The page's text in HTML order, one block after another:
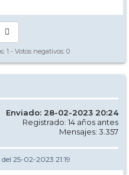
1 - Votos negativos: 0
Enviado: 28-02-2023 20:24
Registrado: 14 años antes
Mensajes: 3.357
del 25-02-2023 21:19